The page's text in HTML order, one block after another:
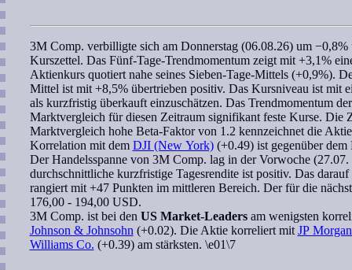
3M Comp. verbilligte sich am Donnerstag (06.08.26) um
Kurszettel. Das Fünf-Tage-Trendmomentumzeigt mit +3,1%
Aktienkurs quotiert nahe seines Sieben-Tage-Mittels (+0,9%).
Mittel ist mit +8,5% übertrieben positiv. Das Kursniveau ist mit
als kurzfristig überkauft einzuschätzen. Das Trendmomentum
Marktvergleich für diesen Zeitraum signifikant feste Kurse. Die
Marktvergleich hohe Beta-Faktorvon 1.2 kennzeichnet die
Korrelation mit dem DJI (New York)(+0.49) ist gegenüber dem
Der Handelsspanne von 3M Comp. lag in der Vorwoche
durchschnittliche kurzfristige Tagesrendite ist positiv. Das
rangiert mit +47 Punkten im mittleren Bereich. Der für die
176,00 - 194,00 USD.
3M Comp. ist bei den US Market-Leadersam wenigsten
Johnson & Johnsohn (+0.02). Die Aktie korreliert mit JP
Williams Co. (+0.39) am stärksten. \e01\7